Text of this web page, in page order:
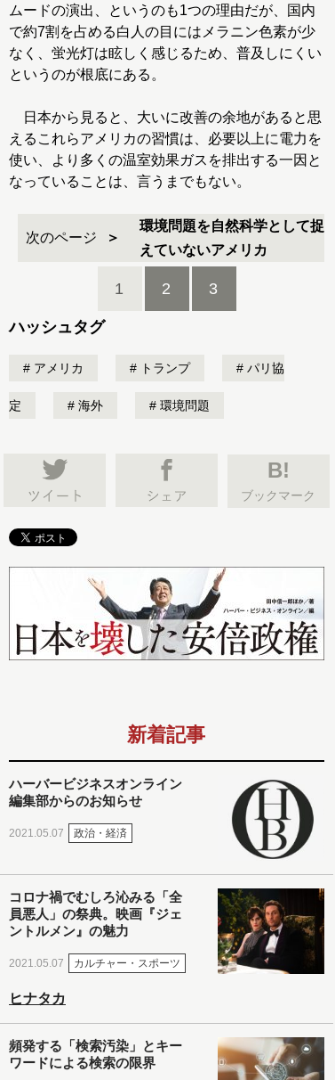
ムードの演出、というのも1つの理由だが、国内
で約7割を占める白人の目にはメラニン色素が少
なく、蛍光灯は眩しく感じるため、普及しにくい
というのが根底にある。
日本から見ると、大いに改善の余地があると思
えるこれらアメリカの習慣は、必要以上に電力を
使い、より多くの温室効果ガスを排出する一因と
なっていることは、言うまでもない。
次のページ
環境問題を自然科学として捉
えていないアメリカ
1 2 3
ハッシュタグ
アメリカ トランプ パリ協
定 海外 環境問題
B!
ブックマーク
新着記事
ハーバービジネスオンライン
編集部からのお知らせ
2021.05.07 政治・経済
コロナ禍でむしろ沁みる「全
員悪人」の祭典。映画『ジェ
ントルメン』の魅力
2021.05.07 カルチャー・スポーツ
ヒナタカ
頻発する「検索汚染」とキー
ワードによる検索の限界